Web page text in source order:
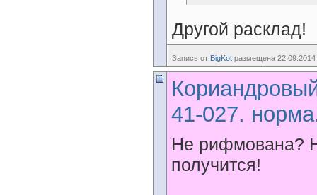
Другой расклад!
Запись от BigKot размещена 22.09.2014
41-027.
Не рифмована?
получится!